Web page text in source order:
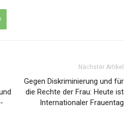
Nächster Artikel
Gegen Diskriminierung und für
die Rechte der Frau: Heute ist
Internationaler Frauentag